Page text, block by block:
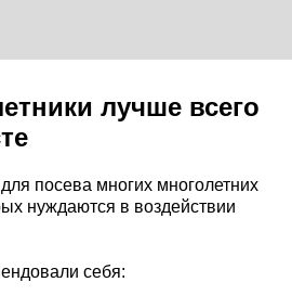
лучше всего
посева многих многолетних
нуждаются в воздействии
себя: